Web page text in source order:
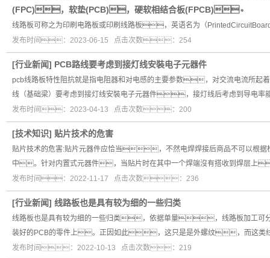
(FPC)，软垫(PCB)，硬软相结合板(FPCB)。
线路板可称之为印刷电路板或印刷线路板，英语名为（
发布时间：2023-06-15 点击次数：254
[行业新闻] PCB路线要考虑到接灯线安裝电子元器件
pcb线路板特性阻抗就是指电阻器和对电感的主要参数，对交流电流
线（基础梁）要考虑到接灯线安裝电子元器件，接灯线后考虑到导电率
发布时间：2023-04-13 点击次数：200
[技术知识] 贴片技术的危害
贴片技术的危害:贴片元器件应恰当，不然电焊焊接后商品不可以根
中。针对内置式元器件，当贴片时在其中一个焊端沒有搭收到焊层上
发布时间：2022-11-17 点击次数：236
[行业新闻] 线路板也是具有较为细的一些归类
线路板也是具有较为细的一些归类，依据单量，线路板加工
装好的PCB的零件上。正因如此，这只是是外螺纹，而这类
发布时间：2022-10-13 点击次数：219